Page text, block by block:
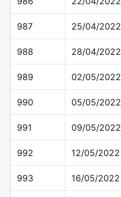
987 25/04/2022
988 28/04/2022
989 02/05/2022
990 05/05/2022
991 09/05/2022
992 12/05/2022
993 16/05/2022